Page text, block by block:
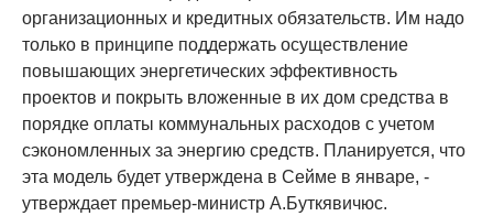
организационных и кредитных обязательств. Им надо
только в принципе поддержать осуществление
повышающих энергетических эффективность
проектов и покрыть вложенные в их дом средства в
порядке оплаты коммунальных расходов с учетом
сэкономленных за энергию средств. Планируется, что
эта модель будет утверждена в Сейме в январе, -
утверждает премьер-министр А.Буткявичюс.